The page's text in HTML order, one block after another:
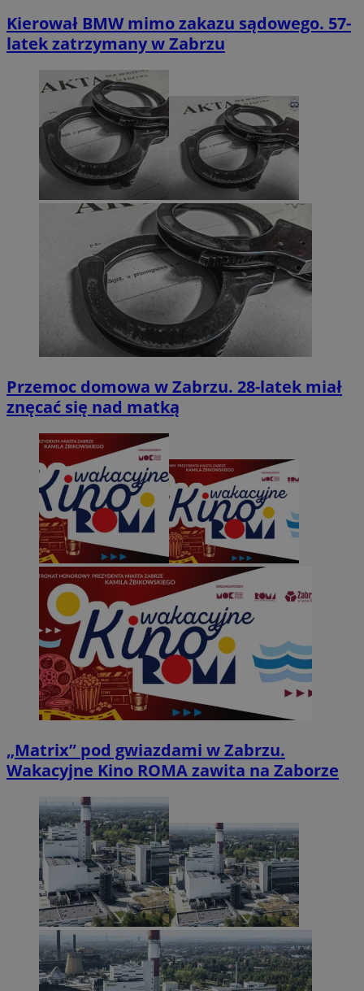
Kierował BMW mimo zakazu sądowego. 57-
latek zatrzymany w Zabrzu
Przemoc domowa w Zabrzu. 28-latek miał
znęcać się nad matką
„Matrix” pod gwiazdami w Zabrzu.
Wakacyjne Kino ROMA zawita na Zaborze